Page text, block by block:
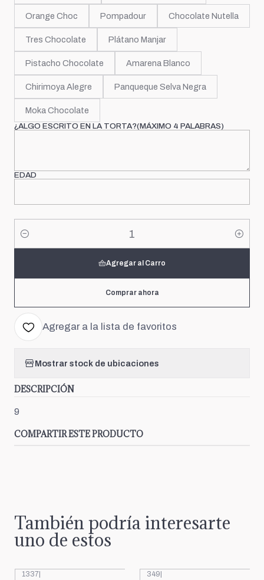
Orange Choc Pompadour Chocolate Nutella
Tres Chocolate Plátano Manjar
Pistacho Chocolate Amarena Blanco
Chirimoya Alegre Panqueque Selva Negra
Moka Chocolate
¿ALGO ESCRITO EN LA TORTA?(MÁXIMO 4 PALABRAS)
EDAD
Cantidad
Agregar al Carro
Comprar ahora
Agregar a la lista de favoritos
Mostrar stock de ubicaciones
DESCRIPCIÓN
9
COMPARTIR ESTE PRODUCTO
También podría interesarte
uno de estos
1337 349